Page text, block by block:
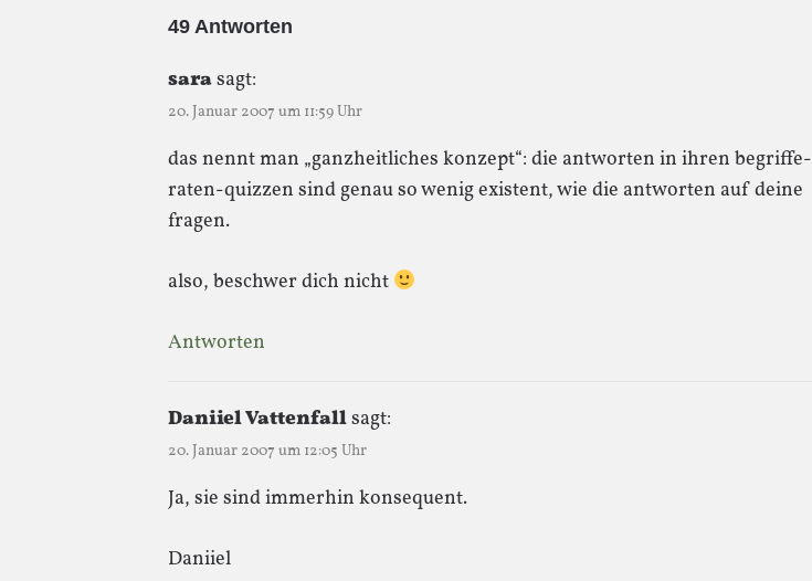
49 Antworten
sarasagt:
20. Januar 2007 um 11:59 Uhr
das nennt man „ganzheitliches konzept“: die antworten in ihren begriffe-
raten-quizzen sind genau so wenig existent, wie die antworten auf deine
fragen.
also, beschwer dich nicht
Antworten
Daniiel Vattenfallsagt:
20. Januar 2007 um 12:05 Uhr
Ja, sie sind immerhin konsequent.
Daniiel